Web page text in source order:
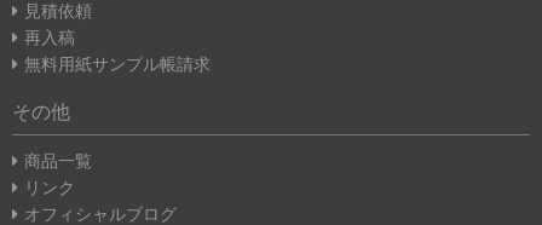
見積依頼
再入稿
無料用紙サンプル帳請求
その他
商品一覧
リンク
オフィシャルブログ